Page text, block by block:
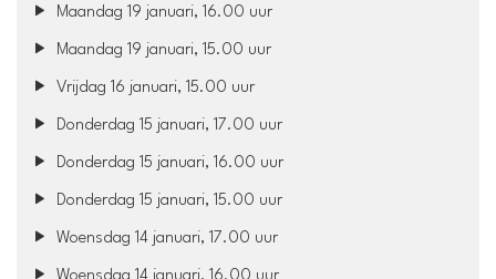
Maandag 19 januari, 16.00 uur
Maandag 19 januari, 15.00 uur
Vrijdag 16 januari, 15.00 uur
Donderdag 15 januari, 17.00 uur
Donderdag 15 januari, 16.00 uur
Donderdag 15 januari, 15.00 uur
Woensdag 14 januari, 17.00 uur